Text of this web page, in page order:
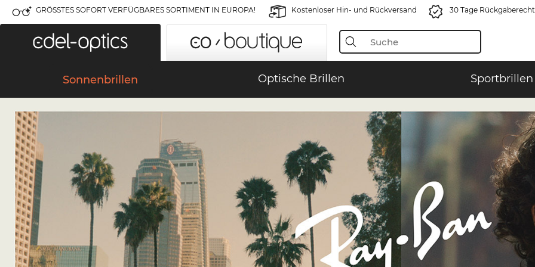
GRÖSSTES SOFORT VERFÜGBARES SORTIMENT IN EUROPA! Kostenloser Hin- und Rückversand 30 Tage Rückgaberecht
Sonnenbrillen Optische Brillen Sportbrillen